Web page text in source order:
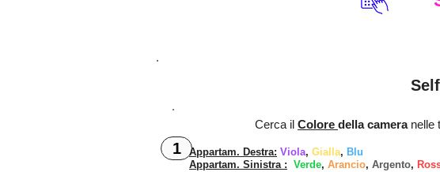
1
Cerca il Colore dellacameranelle
Appartam. Destra: Viola, Gialla, Blu
Appartam. Sinistra : Verde, Arancio, Argento,